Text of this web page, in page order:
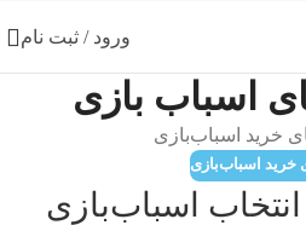
ورود / ثبت نام
اسباب بازی
خرید اسباب‌بازی
خرید اسباب‌بازی
اسباب‌بازی